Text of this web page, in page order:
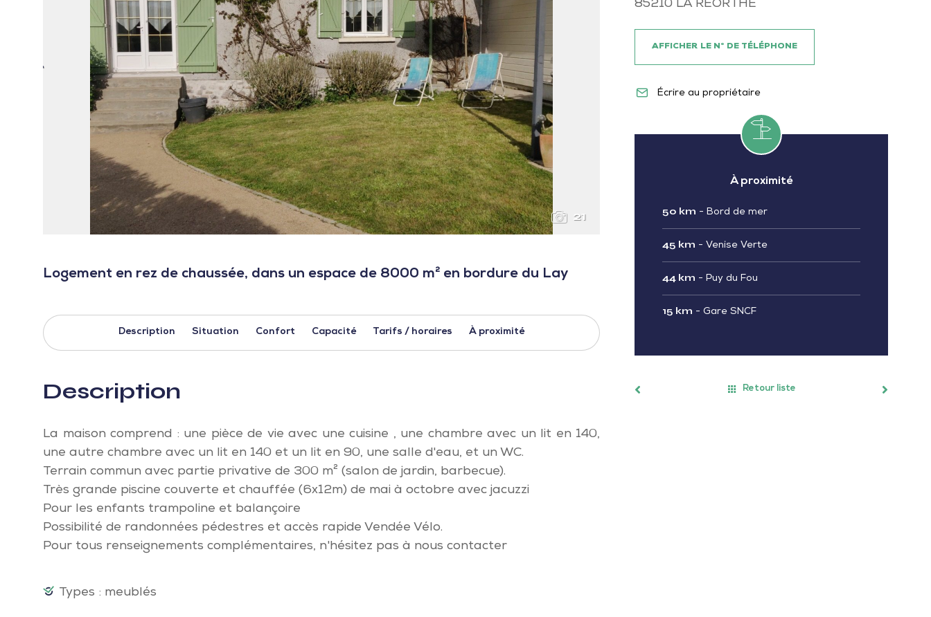
21
Logement en rez de chaussée, dans un espace de 8000 m² en bordure du Lay
Description Situation Confort Capacité Tarifs / horaires À proximité
Description
La maison comprend : une pièce de vie avec une cuisine , une chambre avec un lit en 140,
une autre chambre avec un lit en 140 et un lit en 90, une salle d'eau, et un WC.
Terrain commun avec partie privative de 300 m² (salon de jardin, barbecue).
Très grande piscine couverte et chauffée (6x12m) de mai à octobre avec jacuzzi
Pour les enfants trampoline et balançoire
Possibilité de randonnées pédestres et accès rapide Vendée Vélo.
Pour tous renseignements complémentaires, n'hésitez pas à nous contacter
Types : meublés
85210 LA REORTHE
AFFICHER LE N° DE TÉLÉPHONE
Écrire au propriétaire
À proximité
50 km - Bord de mer
45 km - Venise Verte
44 km - Puy du Fou
15 km - Gare SNCF
Retour liste